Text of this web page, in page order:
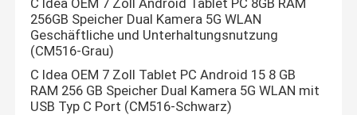
C Idea OEM 7 Zoll Android Tablet PC 8GB RAM
256GB Speicher Dual Kamera 5G WLAN
Geschäftliche und Unterhaltungsnutzung
(CM516-Grau)
C Idea OEM 7 Zoll Tablet PC Android 15 8 GB
RAM 256 GB Speicher Dual Kamera 5G WLAN mit
USB Typ C Port (CM516-Schwarz)